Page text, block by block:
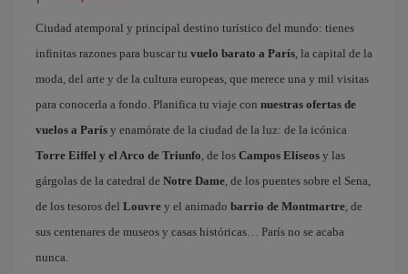
Ciudad atemporal y principal destino turístico del mundo: tienes
infinitas razones para buscar tu vuelo barato a París, la capital de la
moda, del arte y de la cultura europeas, que merece una y mil visitas
para conocerla a fondo. Planifica tu viaje con nuestras ofertas de
vuelos a París y enamórate de la ciudad de la luz: de la icónica
Torre Eiffel y el Arco de Triunfo, de los Campos Elíseos y las
gárgolas de la catedral de Notre Dame, de los puentes sobre el Sena,
de los tesoros del Louvre y el animado barrio de Montmartre, de
sus centenares de museos y casas históricas… París no se acaba
nunca.